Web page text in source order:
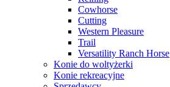
Cowhorse
Cutting
Western Pleasure
Trail
Versatility Ranch Horse
Konie do woltyżerki
Konie rekreacyjne